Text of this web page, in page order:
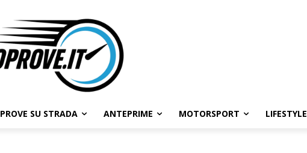
PROVE SU STRADA ANTEPRIME MOTORSPORT LIFESTYLE